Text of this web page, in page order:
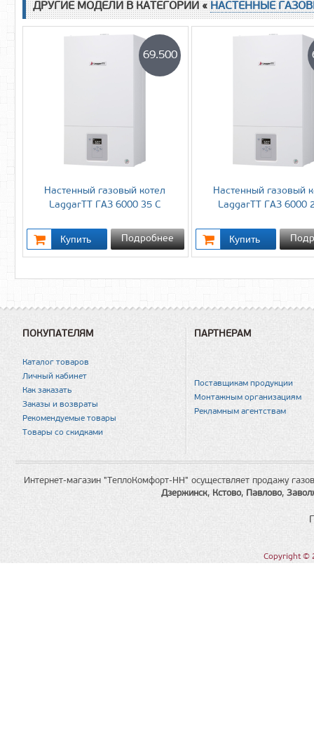
ДРУГИЕ МОДЕЛИ В КАТЕГОРИИ «НАСТЕННЫЕ
Настенный газовый котел
LaggarTT ГАЗ 6000 35 С
69.500
Подробнее
Настенный газовый
LaggarTT ГАЗ 6000
ПОКУПАТЕЛЯМ
Каталог товаров
Личный кабинет
Как заказать
Заказы и возвраты
Рекомендуемые товары
Товары со скидками
ПАРТНЕРАМ
Поставщикам продукции
Монтажным организациям
Рекламным агентствам
Интернет-магазин "ТеплоКомфорт-НН" осуществляет продажу
Дзержинск, Кстово, Павлово,
Copyright ©